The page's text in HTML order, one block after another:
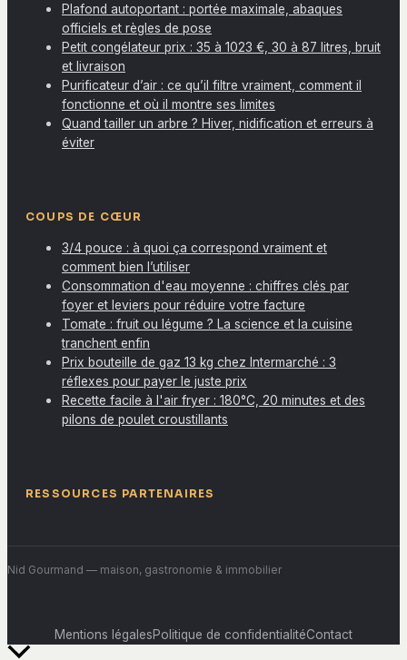
Plafond autoportant : portée maximale, abaques
officiels et règles de pose
Petit congélateur prix : 35 à 1023 €, 30 à 87 litres, bruit
et livraison
Purificateur d’air : ce qu’il filtre vraiment, comment il
fonctionne et où il montre ses limites
Quand tailler un arbre ? Hiver, nidification et erreurs à
éviter
COUPS DE CŒUR
3/4 pouce : à quoi ça correspond vraiment et
comment bien l’utiliser
Consommation d'eau moyenne : chiffres clés par
foyer et leviers pour réduire votre facture
Tomate : fruit ou légume ? La science et la cuisine
tranchent enfin
Prix bouteille de gaz 13 kg chez Intermarché : 3
réflexes pour payer le juste prix
Recette facile à l'air fryer : 180°C, 20 minutes et des
pilons de poulet croustillants
RESSOURCES PARTENAIRES
Nid Gourmand — maison, gastronomie & immobilier
Mentions légalesPolitique de confidentialitéContact